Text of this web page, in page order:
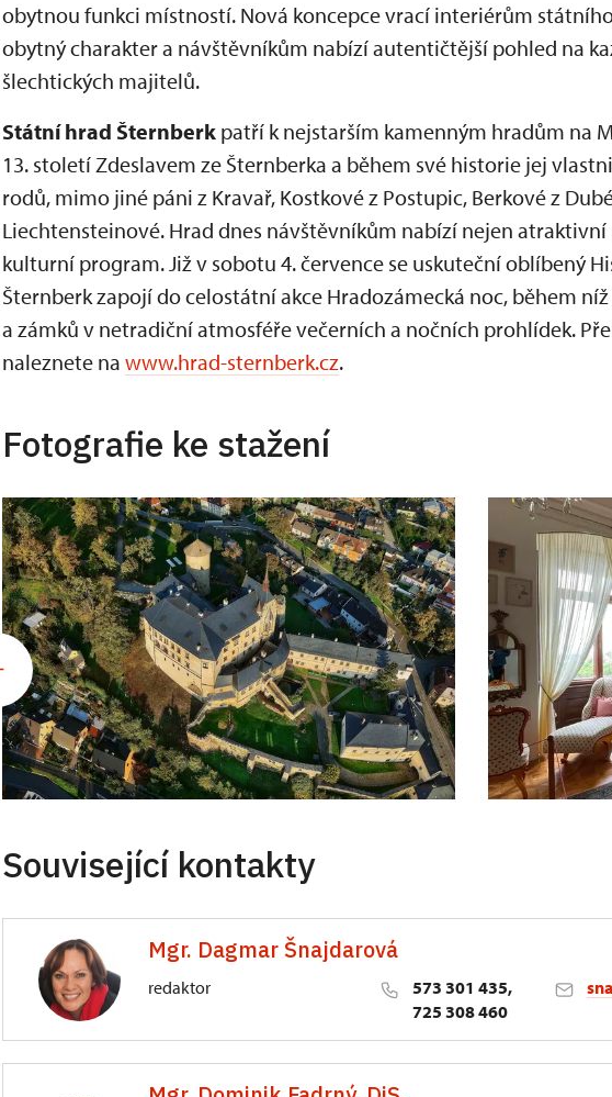
obytnou funkci místností. Nová koncepce vrací interiérům
obytný charakter a návštěvníkům nabízí autentičtější pohled na
šlechtických majitelů.
Státní hrad Šternberk patří k nejstarším kamenným hradům na
13. století Zdeslavem ze Šternberka a během své historie jej
rodů, mimo jiné páni z Kravař, Kostkové z Postupic, Berkové z
Liechtensteinové. Hrad dnes návštěvníkům nabízí nejen
kulturní program. Již v sobotu 4. července se uskuteční oblíbený
Šternberk zapojí do celostátní akce Hradozámecká noc, během
a zámků v netradiční atmosféře večerních a nočních prohlídek.
naleznete na www.hrad-sternberk.cz.
Fotografie ke stažení
Související kontakty
Mgr. Dagmar Šnajdarová
redaktor
573 301 435,
725 308 460